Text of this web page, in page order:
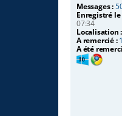
Messages :
Enregistré le
07:34
Localisation :
A remercié :
A été